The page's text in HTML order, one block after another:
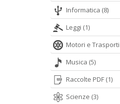
Informatica (8)
Leggi (1)
Motori e Trasporti
Musica (5)
Raccolte PDF (1)
Scienze (3)